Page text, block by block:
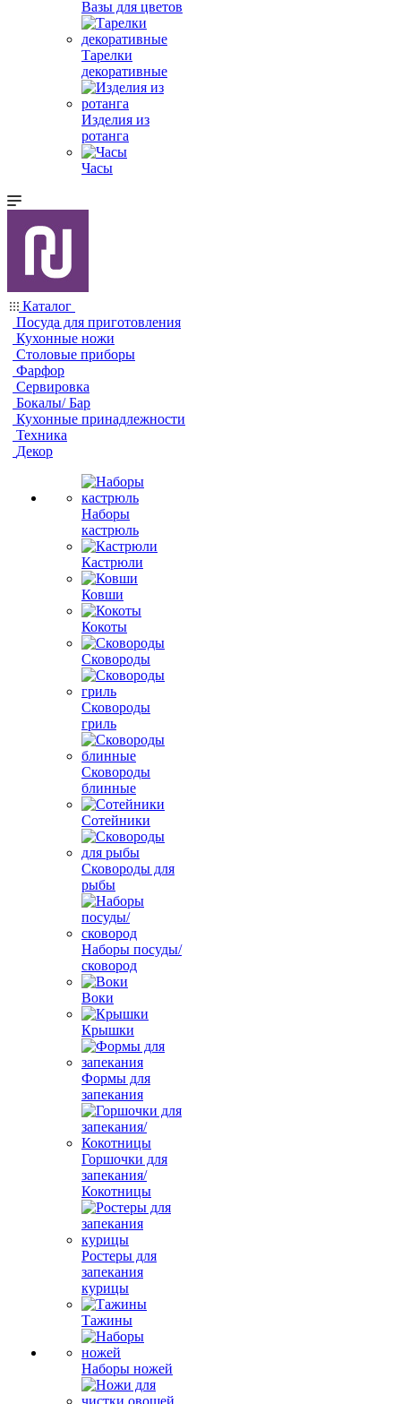
Вазы для цветов
Тарелки
декоративные
Изделия из
ротанга
Часы
Каталог
Посуда для приготовления
Кухонные ножи
Столовые приборы
Фарфор
Сервировка
Бокалы/ Бар
Кухонные принадлежности
Техника
Декор
Наборы
кастрюль
Кастрюли
Ковши
Кокоты
Сковороды
Сковороды
гриль
Сковороды
блинные
Сотейники
Сковороды для
рыбы
Наборы посуды/
сковород
Воки
Крышки
Формы для
запекания
Горшочки для
запекания/
Кокотницы
Ростеры для
запекания
курицы
Тажины
Наборы ножей